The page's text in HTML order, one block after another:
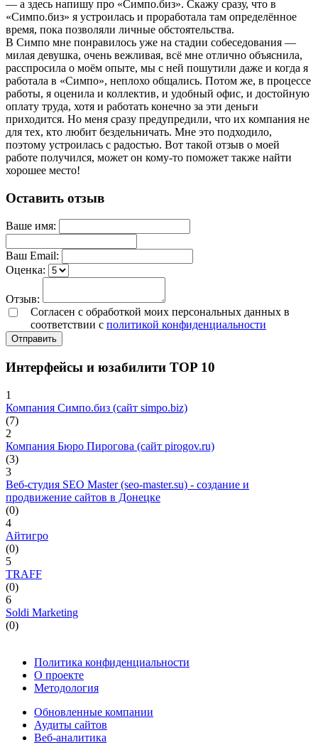
— а здесь напишу про «Симпо.биз». Скажу сразу, что в
«Симпо.биз» я устроилась и проработала там определённое
время, пока позволяли личные обстоятельства.
В Симпо мне понравилось уже на стадии собеседования —
милая девушка, очень вежливая, всё мне отлично объяснила,
расспросила о моём опыте, мы с ней пошутили даже и когда я
работала в «Симпо», неплохо общались. Потом же, в процессе
работы, я оценила и коллектив, и удобный офис, и достойную
оплату труда, хотя и работать конечно за эти деньги
приходится. Но меня сразу предупредили, что их компания не
для тех, кто любит бездельничать. Мне это подходило,
поэтому устроилась с радостью. Вот такой отзыв о моей
работе получился, может он кому-то поможет также найти
хорошее место!
Оставить отзыв
Ваше имя:
Ваш Email:
Оценка:
Отзыв:
Согласен с обработкой моих персональных данных в
соответствии с политикой конфиденциальности
Отправить
Интерфейсы и юзабилити TOP 10
1
Компания Симпо.биз (сайт simpo.biz)
(7)
2
Компания Бюро Пирогова (сайт pirogov.ru)
(3)
3
Веб-студия SEO Master (seo-master.su) - создание и
продвижение сайтов в Донецке
(0)
4
Айтигро
(0)
5
TRAFF
(0)
6
Soldi Marketing
(0)
Политика конфиденциальности
О проекте
Методология
Обновленные компании
Аудиты сайтов
Веб-аналитика